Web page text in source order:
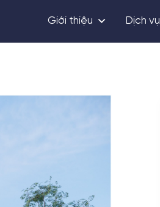
Giới thiệu Dịch vụ